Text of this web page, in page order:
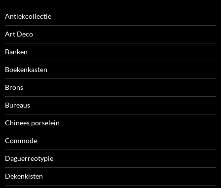
Antiekcollectie
Art Deco
Banken
Boekenkasten
Brons
Bureaus
Chinees porselein
Commode
Daguerreotypie
Dekenkisten